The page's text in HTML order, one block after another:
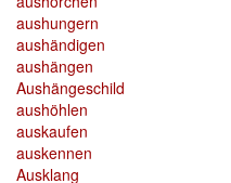
aushungern
aushändigen
aushängen
Aushängeschild
aushöhlen
auskaufen
auskennen
Ausklang